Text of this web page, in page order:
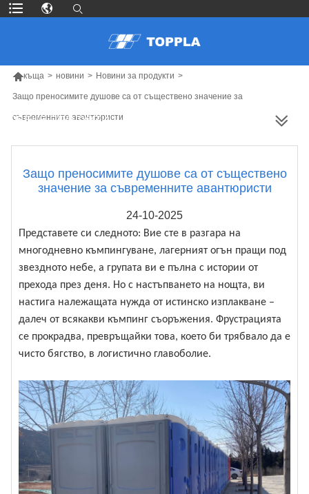
къща > новини > Новини за продукти >
Защо преносимите душове са от съществено значение за
съвременните авантюристи
ПОВЕЧЕ ПРОДУКТИ
Защо преносимите душове са от съществено
значение за съвременните авантюристи
24-10-2025
Представете си следното: Вие сте в разгара на
многодневно къмпингуване, лагерният огън пращи под
звездното небе, а групата ви е пълна с истории от
прехода през деня. Но с настъпването на нощта, ви
настига належащата нужда от истинско изплакване –
далеч от всякакви къмпинг съоръжения. Фрустрацията
се прокрадва, превръщайки това, което би трябвало да е
чисто бягство, в логистично главоболие.